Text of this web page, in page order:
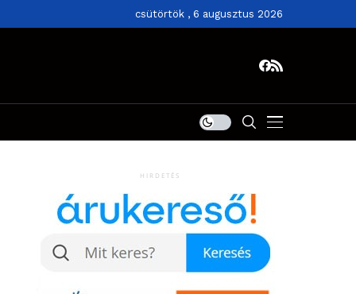
csütörtök , 6 augusztus 2026
HIRDETÉS